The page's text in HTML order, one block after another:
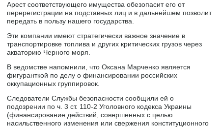
Арест соответствующего имущества обезопасит его от
перерегистрации на подставных лиц и в дальнейшем позволит
передать в пользу нашего государства.
Эти компании имеют стратегически важное значение в
транспортировке топлива и других критических грузов через
акваторию Черного моря.
В ведомстве напомнили, что Оксана Марченко является
фигуранткой по делу о финансировании российских
оккупационных группировок.
Следователи Службы безопасности сообщили ей о
подозрении по ч. 3 ст. 110-2 Уголовного кодекса Украины
(финансирование действий, совершенных с целью
насильственного изменения или свержения конституционного